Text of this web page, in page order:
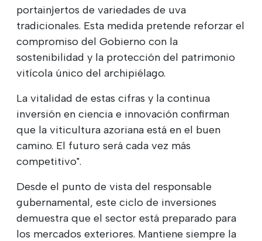
portainjertos de variedades de uva
tradicionales. Esta medida pretende reforzar el
compromiso del Gobierno con la
sostenibilidad y la protección del patrimonio
vitícola único del archipiélago.
La vitalidad de estas cifras y la continua
inversión en ciencia e innovación confirman
que la viticultura azoriana está en el buen
camino. El futuro será cada vez más
competitivo".
Desde el punto de vista del responsable
gubernamental, este ciclo de inversiones
demuestra que el sector está preparado para
los mercados exteriores. Mantiene siempre la